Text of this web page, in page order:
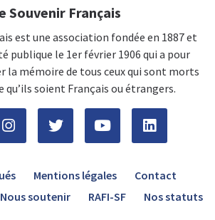
Souvenir Français
est une association fondée en 1887 et
publique le 1er février 1906 qui a pour
la mémoire de tous ceux qui sont morts
qu’ils soient Français ou étrangers.
Mentions légales
Contact
Nous soutenir RAFI-SF Nos statuts